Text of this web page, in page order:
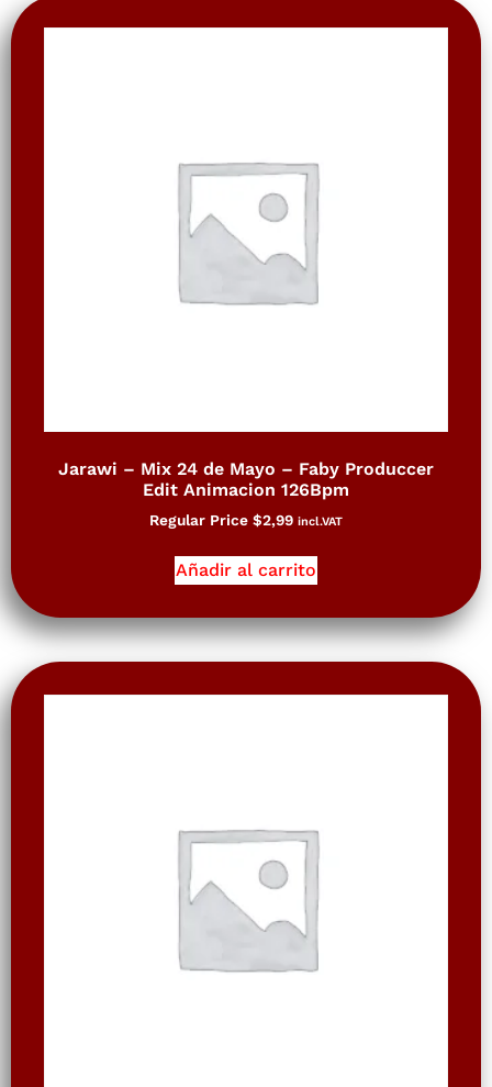
Jarawi – Mix 24 de Mayo – Faby Produccer
Edit Animacion 126Bpm
Regular Price $2,99 incl.VAT
Añadir al carrito